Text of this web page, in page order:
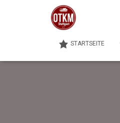
STARTSEITE